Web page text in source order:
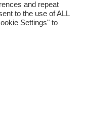
and repeat
to the use of ALL
Settings" to